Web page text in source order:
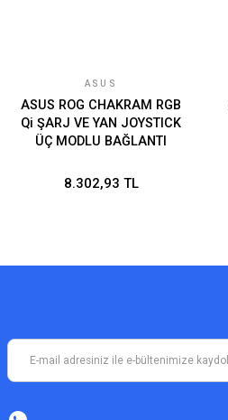
ASUS
ASUS ROG CHAKRAM RGB
Qi ŞARJ VE YAN JOYSTICK
ÜÇ MODLU BAĞLANTI
16000 DPI SENSÖR VİDASIZ
8.302,93 TL